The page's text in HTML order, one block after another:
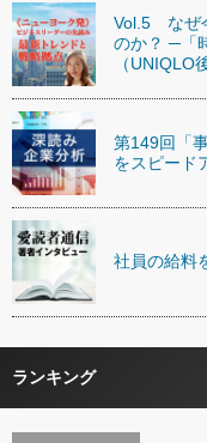
Vol.5 なぜ
のか？ ─「
（UNIQLO
第149回「
をスピード
社員の給料
ランキング